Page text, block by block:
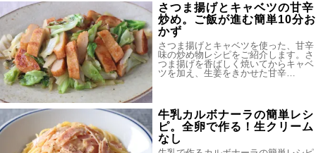
さつま揚げとキャベツの甘辛
炒め。ご飯が進む簡単10分お
かず
さつま揚げとキャベツを使った、甘辛
味の炒め物レシピをご紹介します。さ
つま揚げを香ばしく焼いてからキャベ
ツを加え、生姜をきかせた甘辛…
牛乳カルボナーラの簡単レシ
ピ。全卵で作る！生クリーム
なし